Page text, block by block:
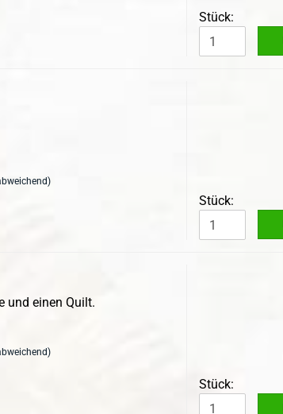
Stück:
Stück:
und einen Quilt.
Stück: